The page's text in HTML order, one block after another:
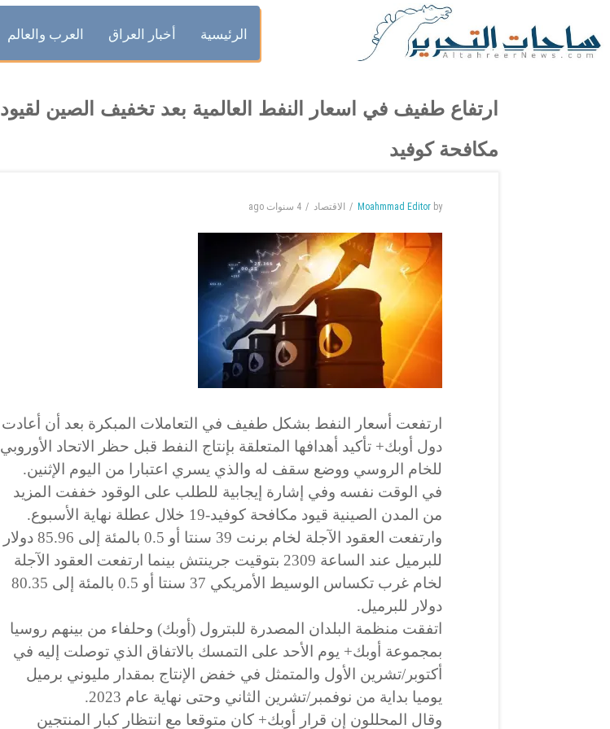
الرئيسية أخبار العراق العرب والعالم
ارتفاع طفيف في اسعار النفط العالمية بعد تخفيف الصين لقيود
مكافحة كوفيد
by
Moahmmad Editor الاقتصاد 4 سنوات ago
ارتفعت أسعار النفط بشكل طفيف في التعاملات المبكرة بعد أن أعادت
دول أوبك+ تأكيد أهدافها المتعلقة بإنتاج النفط قبل حظر الاتحاد الأوروبي
للخام الروسي ووضع سقف له والذي يسري اعتبارا من اليوم الإثنين.
في الوقت نفسه وفي إشارة إيجابية للطلب على الوقود خففت المزيد
من المدن الصينية قيود مكافحة كوفيد-19 خلال عطلة نهاية الأسبوع.
وارتفعت العقود الآجلة لخام برنت 39 سنتا أو 0.5 بالمئة إلى 85.96 دولار
للبرميل عند الساعة 2309 بتوقيت جرينتش بينما ارتفعت العقود الآجلة
لخام غرب تكساس الوسيط الأمريكي 37 سنتا أو 0.5 بالمئة إلى 80.35
دولار للبرميل.
اتفقت منظمة البلدان المصدرة للبترول (أوبك) وحلفاء من بينهم روسيا
بمجموعة أوبك+ يوم الأحد على التمسك بالاتفاق الذي توصلت إليه في
أكتوبر/تشرين الأول والمتمثل في خفض الإنتاج بمقدار مليوني برميل
يوميا بداية من نوفمبر/تشرين الثاني وحتى نهاية عام 2023.
وقال المحللون إن قرار أوبك+ كان متوقعا مع انتظار كبار المنتجين